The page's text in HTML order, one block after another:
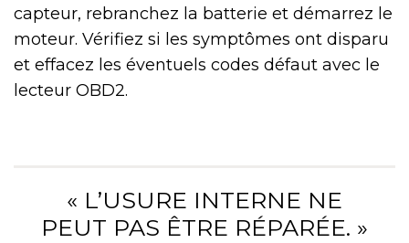
capteur, rebranchez la batterie et démarrez le
moteur. Vérifiez si les symptômes ont disparu
et effacez les éventuels codes défaut avec le
lecteur OBD2.
« L’USURE INTERNE NE
PEUT PAS ÊTRE RÉPARÉE. »